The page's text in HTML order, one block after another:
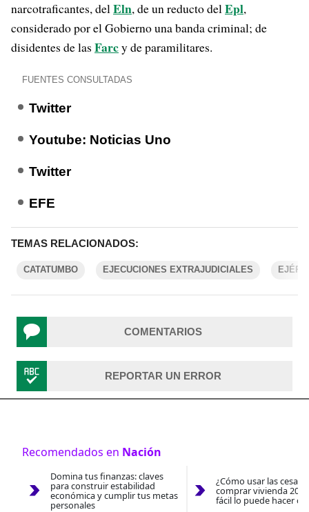
narcotraficantes, delEln, de un reducto delEpl,
considerado por el Gobierno una banda criminal; de
disidentes de las Farcy de paramilitares.
FUENTES CONSULTADAS
Twitter
Youtube: Noticias Uno
Twitter
EFE
TEMAS RELACIONADOS:
CATATUMBO EJECUCIONES EXTRAJUDICIALES
COMENTARIOS
REPORTAR UN ERROR
Recomendados en Nación
Domina tus finanzas: claves
para construir estabilidad
económica y cumplir tus metas
personales
¿Cómo usar las
comprar vivienda
fácil lo puede hacer